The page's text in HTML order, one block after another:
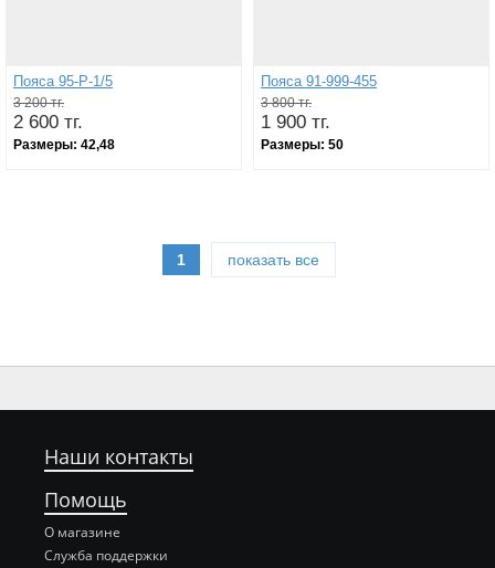
Пояса 95-Р-1/5
3 200 тг.
2 600 тг.
Размеры: 42,48
Пояса 91-999-455
3 800 тг.
1 900 тг.
Размеры: 50
1 показать все
Наши контакты
Помощь
О магазине
Служба поддержки